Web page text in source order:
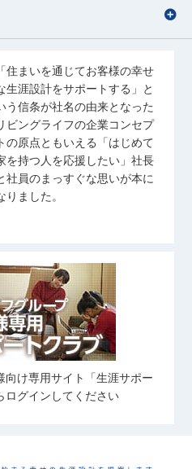
「住まいを通じてお客様の幸せ
生涯設計をサポートする」と
う信条が社名の由来となった
ビングライフの企業コンセプ
トの原点ともいえる「はじめて
を持つ人を応援したい」社長
社員のまっすぐな思いが本に
りました。
向け専用サイト「生涯サポー
ログインしてください